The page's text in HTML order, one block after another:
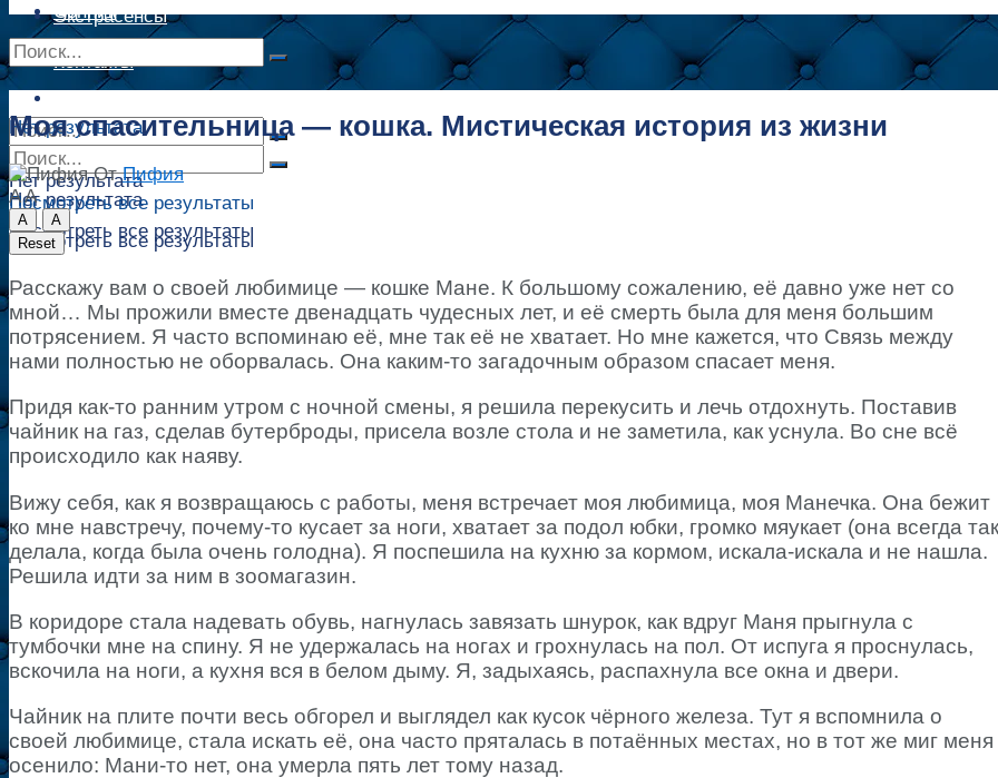
Сонник
Контакты
Нет результата
Посмотреть все результаты
Экстрасенсы
Сонник
Нет результата
Посмотреть все результаты
Нет результата
Посмотреть все результаты
Моя спасительница — кошка. Мистическая история из жизни
От Пифия
A A
A
A
Reset
Расскажу вам о своей любимице — кошке Мане. К большому сожалению, её давно уже нет со
мной… Мы прожили вместе двенадцать чудесных лет, и её смерть была для меня большим
потрясением. Я часто вспоминаю её, мне так её не хватает. Но мне кажется, что Связь между
нами полностью не оборвалась. Она каким-то загадочным образом спасает меня.
Придя как-то ранним утром с ночной смены, я решила перекусить и лечь отдохнуть. Поставив
чайник на газ, сделав бутерброды, присела возле стола и не заметила, как уснула. Во сне всё
происходило как наяву.
Вижу себя, как я возвращаюсь с работы, меня встречает моя любимица, моя Манечка. Она бежит
ко мне навстречу, почему-то кусает за ноги, хватает за подол юбки, громко мяукает (она всегда так
делала, когда была очень голодна). Я поспешила на кухню за кормом, искала-искала и не нашла.
Решила идти за ним в зоомагазин.
В коридоре стала надевать обувь, нагнулась завязать шнурок, как вдруг Маня прыгнула с
тумбочки мне на спину. Я не удержалась на ногах и грохнулась на пол. От испуга я проснулась,
вскочила на ноги, а кухня вся в белом дыму. Я, задыхаясь, распахнула все окна и двери.
Чайник на плите почти весь обгорел и выглядел как кусок чёрного железа. Тут я вспомнила о
своей любимице, стала искать её, она часто пряталась в потаённых местах, но в тот же миг меня
осенило: Мани-то нет, она умерла пять лет тому назад.